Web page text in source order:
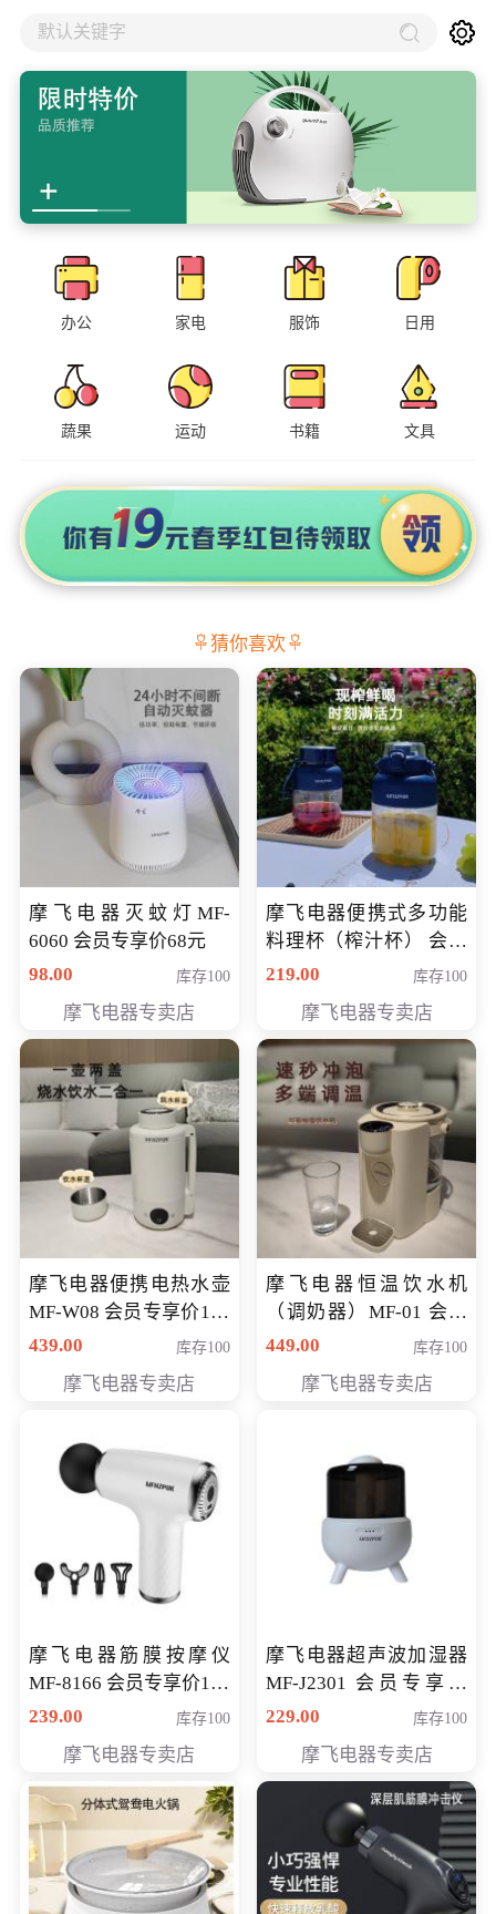
默认关键字
办公 家电 服饰 日用
蔬果 运动 书籍 文具
猜你喜欢
摩飞电器灭蚊灯MF-
6060 会员专享价68元
98.00
库存100
摩飞电器专卖店
摩飞电器便携式多功能
料理杯（榨汁杯） 会员
专享价118元
219.00 库存100
摩飞电器专卖店
摩飞电器便携电热水壶
MF-W08 会员专享价198
元
439.00 库存100
摩飞电器专卖店
摩飞电器恒温饮水机
（调奶器）MF-01 会员
专享价366元
449.00 库存100
摩飞电器专卖店
摩飞电器筋膜按摩仪
MF-8166 会员专享价168
元
239.00 库存100
摩飞电器专卖店
摩飞电器超声波加湿器
MF-J2301 会员专享价
168元
229.00 库存100
摩飞电器专卖店